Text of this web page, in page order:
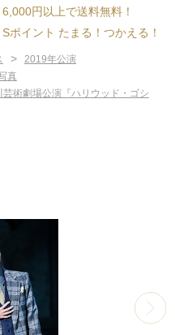
6,000円以上で送料無料！
Sポイント たまる！つかえる！
> 2019年公演
真
術劇場公演『ハリウッド・ゴシ